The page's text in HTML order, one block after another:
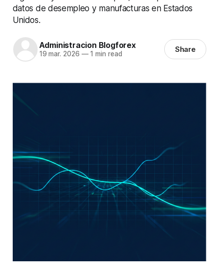
datos de desempleo y manufacturas en Estados
Unidos.
Administracion Blogforex
19 mar. 2026 —1 min read Share